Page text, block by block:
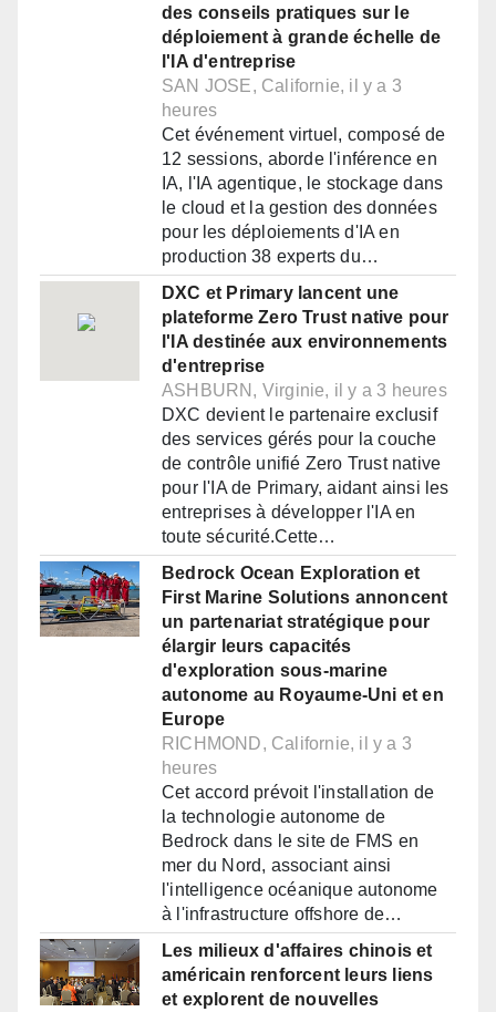
des conseils pratiques sur le
déploiement à grande échelle de
l'IA d'entreprise
SAN JOSE, Californie, il y a 3
heures
Cet événement virtuel, composé de
12 sessions, aborde l'inférence en
IA, l'IA agentique, le stockage dans
le cloud et la gestion des données
pour les déploiements d'IA en
production 38 experts du…
DXC et Primary lancent une
plateforme Zero Trust native pour
l'IA destinée aux environnements
d'entreprise
ASHBURN, Virginie, il y a 3 heures
DXC devient le partenaire exclusif
des services gérés pour la couche
de contrôle unifié Zero Trust native
pour l'IA de Primary, aidant ainsi les
entreprises à développer l'IA en
toute sécurité.Cette…
Bedrock Ocean Exploration et
First Marine Solutions annoncent
un partenariat stratégique pour
élargir leurs capacités
d'exploration sous-marine
autonome au Royaume-Uni et en
Europe
RICHMOND, Californie, il y a 3
heures
Cet accord prévoit l'installation de
la technologie autonome de
Bedrock dans le site de FMS en
mer du Nord, associant ainsi
l'intelligence océanique autonome
à l'infrastructure offshore de…
Les milieux d'affaires chinois et
américain renforcent leurs liens
et explorent de nouvelles